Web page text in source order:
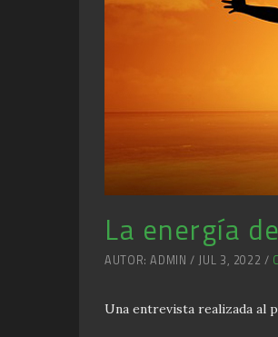
La energía
AUTOR: ADMIN / JUL 3, 2022 /
Una entrevista realizada al